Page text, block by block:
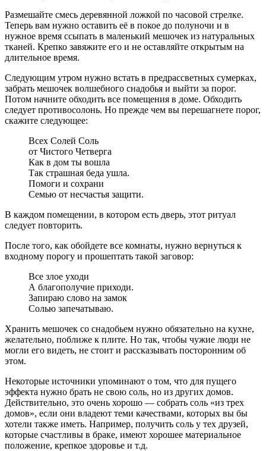
Размешайте смесь деревянной ложкой по часовой стрелке.
Теперь вам нужно оставить её в покое до полуночи и в
нужное время ссыпать в маленький мешочек из натуральных
тканей. Крепко завяжите его и не оставляйте открытым на
длительное время.
Следующим утром нужно встать в предрассветных сумерках,
забрать мешочек волшебного снадобья и выйти за порог.
Потом начните обходить все помещения в доме. Обходить
следует противосолонь. Но прежде чем вы перешагнете порог,
скажите следующее:
Всех Солей Соль
от Чистого Четверга
Как в дом ты вошла
Так страшная беда ушла.
Помоги и сохрани
Семью от несчастья защити.
В каждом помещении, в котором есть дверь, этот ритуал
следует повторить.
После того, как обойдете все комнаты, нужно вернуться к
входному порогу и прошептать такой заговор:
Все злое уходи
А благополучие приходи.
Запираю слово на замок
Солью запечатываю.
Хранить мешочек со снадобьем нужно обязательно на кухне,
желательно, поближе к плите. Но так, чтобы чужие люди не
могли его видеть, не стоит и рассказывать посторонним об
этом.
Некоторые источники упоминают о том, что для пущего
эффекта нужно брать не свою соль, но из других домов.
Действительно, это очень хорошо — собрать соль «из трех
домов», если они владеют теми качествами, которых вы бы
хотели также иметь. Например, получить соль у тех друзей,
которые счастливы в браке, имеют хорошее материальное
положение, крепкое здоровье и т.д.